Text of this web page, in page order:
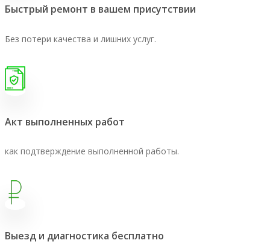
Быстрый ремонт в вашем присутствии
Без потери качества и лишних услуг.
Акт выполненных работ
как подтверждение выполненной работы.
Выезд и диагностика бесплатно